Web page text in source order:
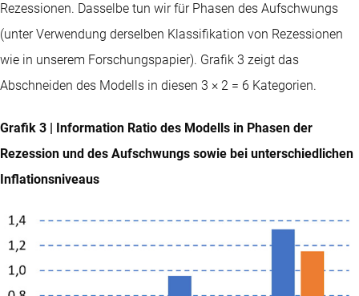
Rezessionen. Dasselbe tun wir für Phasen des Aufschwungs
(unter Verwendung derselben Klassifikation von Rezessionen
wie in unserem Forschungspapier). Grafik 3 zeigt das
Abschneiden des Modells in diesen 3 × 2 = 6 Kategorien.
Grafik 3 | Information Ratio des Modells in Phasen der
Rezession und des Aufschwungs sowie bei unterschiedlichen
Inflationsniveaus